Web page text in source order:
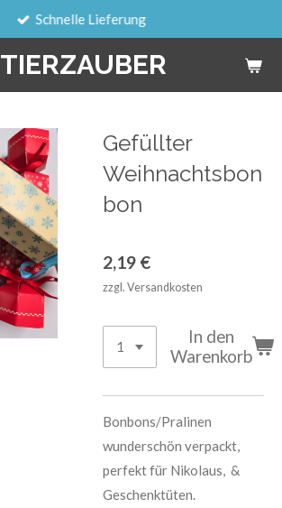
TIERZAUBER
Schnelle Lieferung
Gefüllter
Weihnachtsbon
bon
2,19 €
zzgl. Versandkosten
In den
Warenkorb
Bonbons/Pralinen
wunderschön verpackt,
perfekt für Nikolaus, &
Geschenktüten.